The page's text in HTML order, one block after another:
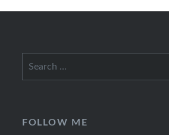
FOLLOW ME